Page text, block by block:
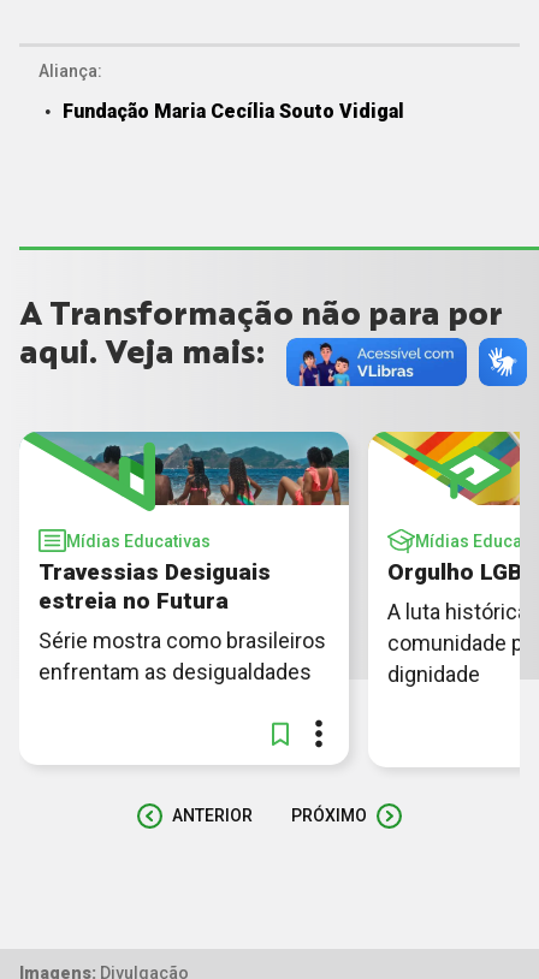
Aliança:
Fundação Maria Cecília Souto Vidigal
A Transformação não para por
aqui. Veja mais:
Mídias Educativas
Travessias Desiguais
estreia no Futura
Série mostra como brasileiros
enfrentam as desigualdades
Mídias
Orgulho
A luta histórica
comunidade
dignidade
ANTERIOR PRÓXIMO
Imagens: Divulgação